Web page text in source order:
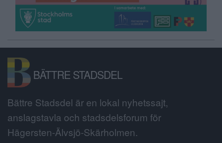
BÄTTRE STADSDEL
Bättre Stadsdel är en lokal nyhetssajt,
anslagstavla och stadsdelsforum för
Hägersten-Älvsjö-Skärholmen.